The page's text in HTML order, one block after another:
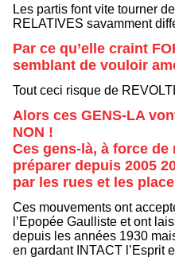
Les partis font vite tourner
RELATIVES savamment
Par ce qu’elle craint
semblant de vouloir
Tout ceci risque de
Alors ces GENS-LA
NON !
Ces gens-là, à force
préparer depuis 2005
par les rues et les
Ces mouvements ont
l’Epopée Gaulliste et ont
depuis les années 1930
en gardant INTACT l’Esprit